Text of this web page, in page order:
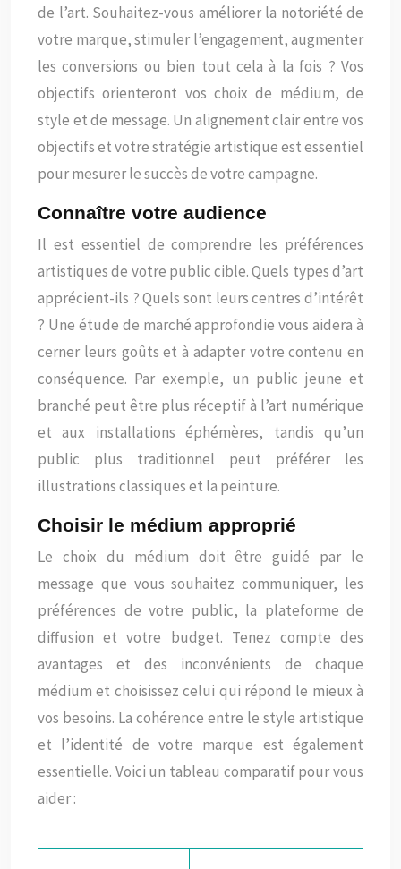
de l’art. Souhaitez-vous améliorer la notoriété de
votre marque, stimuler l’engagement, augmenter
les conversions ou bien tout cela à la fois ? Vos
objectifs orienteront vos choix de médium, de
style et de message. Un alignement clair entre vos
objectifs et votre stratégie artistique est essentiel
pour mesurer le succès de votre campagne.
Connaître votre audience
Il est essentiel de comprendre les préférences
artistiques de votre public cible. Quels types d’art
apprécient-ils ? Quels sont leurs centres d’intérêt
? Une étude de marché approfondie vous aidera à
cerner leurs goûts et à adapter votre contenu en
conséquence. Par exemple, un public jeune et
branché peut être plus réceptif à l’art numérique
et aux installations éphémères, tandis qu’un
public plus traditionnel peut préférer les
illustrations classiques et la peinture.
Choisir le médium approprié
Le choix du médium doit être guidé par le
message que vous souhaitez communiquer, les
préférences de votre public, la plateforme de
diffusion et votre budget. Tenez compte des
avantages et des inconvénients de chaque
médium et choisissez celui qui répond le mieux à
vos besoins. La cohérence entre le style artistique
et l’identité de votre marque est également
essentielle. Voici un tableau comparatif pour vous
aider :